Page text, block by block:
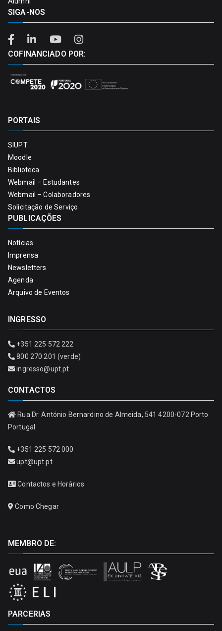
SIGA-NOS
COFINANCIADO POR:
PORTAIS
SIUPT
Moodle
Biblioteca
Webmail – Estudantes
Webmail – Colaboradores
Solicitação de Serviço
PUBLICAÇÕES
Notícias
Imprensa
Newsletters
Agenda
Arquivo de Eventos
INGRESSO
+351 225 572 222
800 270 201 (verde)
ingresso@upt.pt
CONTACTOS
Rua Dr. António Bernardino de Almeida, 541 4200-072 Porto
Portugal
+351 225 572 000
upt@upt.pt
Contactos e Horários
Como Chegar
MEMBRO DE:
PARCERIAS